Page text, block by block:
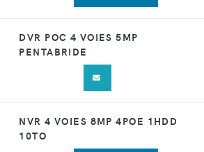
DVR POC 4 VOIES 5MP
PENTABRIDE
NVR 4 VOIES 8MP 4POE 1HDD
10TO